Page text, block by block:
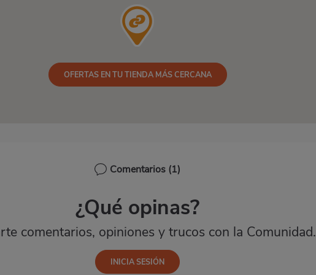
OFERTAS EN TU TIENDA MÁS CERCANA
Comentarios (1)
¿Qué opinas?
comentarios, opiniones y trucos con la Comunidad.